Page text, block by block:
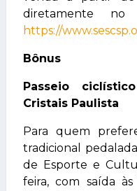
diretamente
https://
Bônus
Passeio
Cristais Paulista
Para quem
tradicional
de Esporte e
feira, com saída